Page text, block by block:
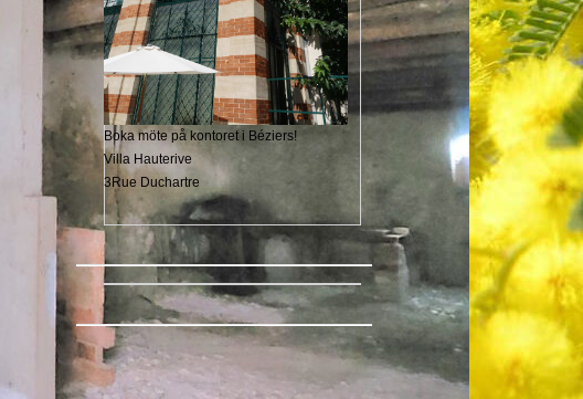
Boka möte på kontoret i Béziers!
Villa Hauterive
3Rue Duchartre